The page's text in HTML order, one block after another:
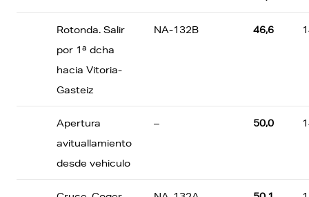
Rotonda. Salir
por 1ª dcha
hacia Vitoria-
Gasteiz
NA-132B 46,6
Apertura
avituallamiento
desde vehiculo
– 50,0